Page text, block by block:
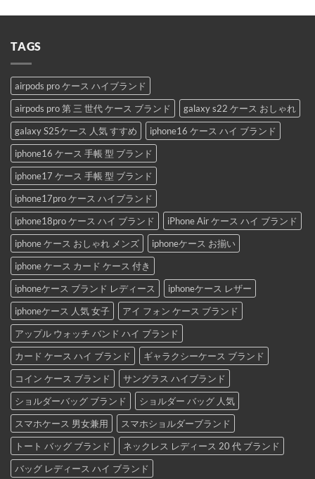
TAGS
airpods pro ケース ハイブランド
airpods pro 第 三 世代 ケース ブランド
galaxy s22 ケース おしゃれ
galaxy S25ケース 人気 すすめ
iphone16 ケース ハイ ブランド
iphone16 ケース 手帳 型 ブランド
iphone17 ケース 手帳 型 ブランド
iphone17pro ケース ハイブランド
iphone18pro ケース ハイ ブランド
iPhone Air ケース ハイ ブランド
iphone ケース おしゃれ メンズ
iphoneケース お揃い
iphone ケース カード ケース 付き
iphoneケース ブランド レディース
iphoneケース レザー
iphoneケース 人気 女子
アイ フォン ケース ブランド
アップル ウォッチ バンド ハイ ブランド
カード ケース ハイ ブランド
ギャラクシーケース ブランド
コイン ケース ブランド
サングラス ハイブランド
ショルダーバッグ ブランド
ショルダー バッグ 人気
スマホケース 男女兼用
スマホショルダーブランド
トート バッグ ブランド
ネックレス レディース 20 代 ブランド
バッグ レディース ハイ ブランド